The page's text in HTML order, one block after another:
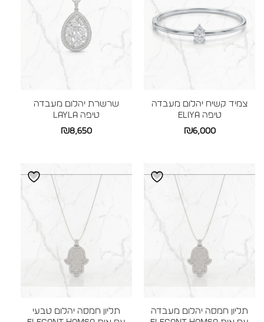
צמיד קשיח יהלום מעבדה
טיפה ELIYA
₪6,000
שרשרת יהלום מעבדה
טיפה LAYLA
₪8,650
תליון חמסה יהלום מעבדה
תליון חמסה יהלום טבעי